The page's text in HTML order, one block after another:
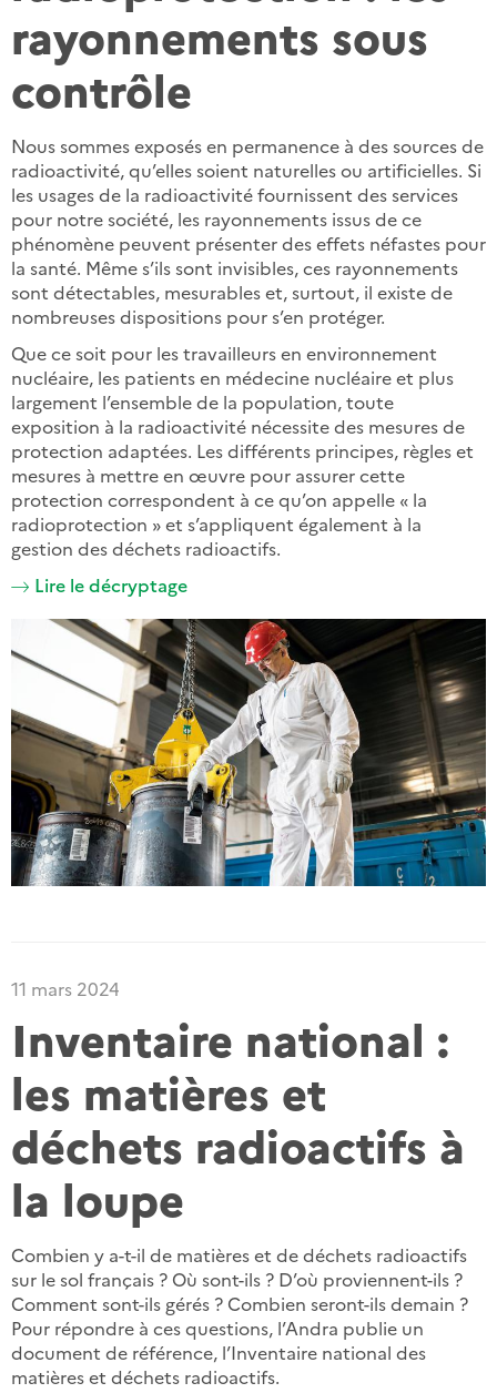
rayonnements sous
contrôle
Nous sommes exposés en permanence à des sources de
radioactivité, qu’elles soient naturelles ou artificielles. Si
les usages de la radioactivité fournissent des services
pour notre société, les rayonnements issus de ce
phénomène peuvent présenter des effets néfastes pour
la santé. Même s’ils sont invisibles, ces rayonnements
sont détectables, mesurables et, surtout, il existe de
nombreuses dispositions pour s’en protéger.
Que ce soit pour les travailleurs en environnement
nucléaire, les patients en médecine nucléaire et plus
largement l’ensemble de la population, toute
exposition à la radioactivité nécessite des mesures de
protection adaptées. Les différents principes, règles et
mesures à mettre en œuvre pour assurer cette
protection correspondent à ce qu’on appelle « la
radioprotection » et s’appliquent également à la
gestion des déchets radioactifs.
Lire le décryptage
11 mars 2024
Inventaire national :
les matières et
déchets radioactifs à
la loupe
Combien y a-t-il de matières et de déchets radioactifs
sur le sol français ? Où sont-ils ? D’où proviennent-ils ?
Comment sont-ils gérés ? Combien seront-ils demain ?
Pour répondre à ces questions, l’Andra publie un
document de référence, l’Inventaire national des
matières et déchets radioactifs.